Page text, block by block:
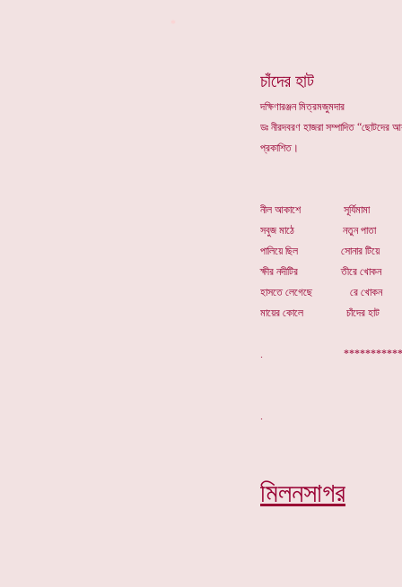
চাঁদের হাট
দক্ষিণারঞ্জন মিত্রমজুমদার
ডঃ নীরদবরণ হাজরা সম্পাদিত
প্রকাশিত।
নীল আকাশে সূর্যিমামা
সবুজ মাঠে নতুন পাতা
পালিয়ে ছিল সোনার টিয়ে
ক্ষীর নদীটির তীরে খোকন
হাসতে লেগেছে রে খোকন
মায়ের কোলে চাঁদের হাট
.
মিলনসাগর